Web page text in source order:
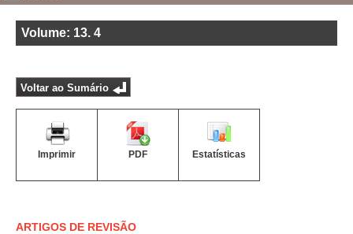
Volume: 13. 4
Voltar ao Sumário
Imprimir PDF Estatísticas
ARTIGOS DE REVISÃO